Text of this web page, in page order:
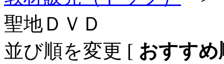
聖地ＤＶＤ
並び順を変更 [ おすすめ